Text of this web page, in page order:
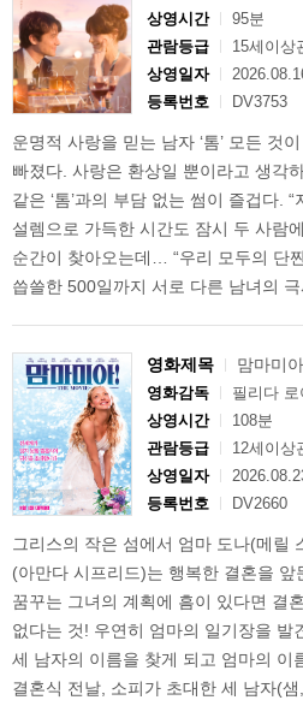
상영시간
95분
관람등급
15세이상
상영일자
등록번호
DV3753
운명적 사랑을 믿는 남자 ‘톰’ 모든 것
빠졌다. 사랑은 환상일 뿐이라고 생각
같은 ‘톰’과의 부담 없는 썸이 즐겁다.
설렘으로 가득한 시간도 잠시 두 사람
순간이 찾아오는데… “우리 모두의 단
씁쓸한 500일까지 서로 다른 남녀의
영화제목 맘마미아
영화감독
필리다 로
상영시간
108분
관람등급
12세이상
상영일자
등록번호
DV2660
그리스의 작은 섬에서 엄마 도나(메릴
(아만다 시프리드)는 행복한 결혼을
꿈꾸는 그녀의 계획에 흠이 있다면 결
없다는 것! 우연히 엄마의 일기장을 발
세 남자의 이름을 찾게 되고 엄마의 이
결혼식 전날, 소피가 초대한 세 남자(